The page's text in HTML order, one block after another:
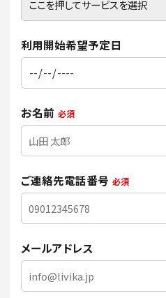
利用開始希望予定日
お名前 必須
ご連絡先電話番号 必須
メールアドレス